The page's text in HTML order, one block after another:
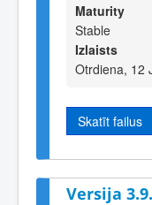
Maturity
Stable
Izlaists
Otrdiena, 12
Skatīt failus
Versija